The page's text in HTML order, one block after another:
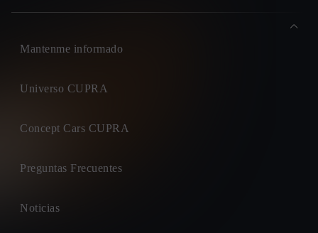
Mantenme informado
Universo CUPRA
Concept Cars CUPRA
Preguntas Frecuentes
Noticias